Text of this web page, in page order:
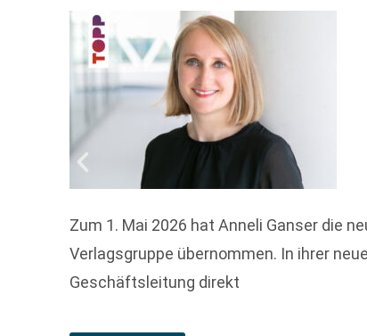
Zum 1. Mai 2026 hat Anneli Ganser die
Verlagsgruppe übernommen. In ihrer
Geschäftsleitung direkt